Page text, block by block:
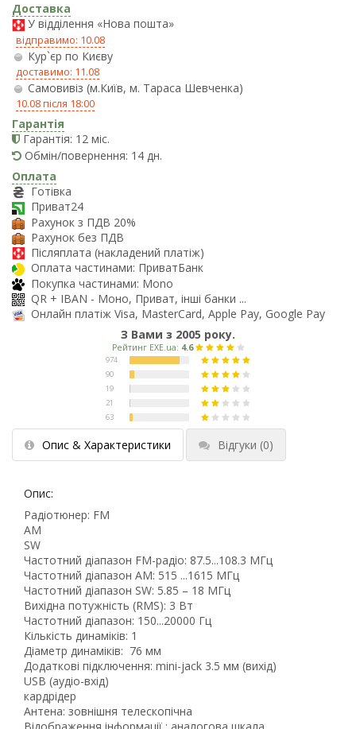
Доставка
У відділення «Нова пошта»
відправимо: 10.08
Кур`єр по Києву
доставимо: 11.08
Самовивіз (м.Київ, м. Тараса Шевченка)
10.08 після 18:00
Гарантія
Гарантія: 12 міс.
Обмін/повернення: 14 дн.
Оплата
Готівка
Приват24
Рахунок з ПДВ 20%
Рахунок без ПДВ
Післяплата (накладений платіж)
Оплата частинами: ПриватБанк
Покупка частинами: Mono
QR + IBAN - Моно, Приват, інші банки ...
Онлайн платіж Visa, MasterCard, Apple Pay, Google Pay
З Вами з 2005 року.
Опис & Характеристики Відгуки (0)
Опис:
Радіотюнер: FM
AM
SW
Частотний діапазон FM-радіо: 87.5...108.3 МГц
Частотний діапазон AM: 515 ...1615 МГц
Частотний діапазон SW: 5.85 – 18 MГц
Вихідна потужність (RMS): 3 Вт
Частотний діапазон: 150...20000 Гц
Кількість динаміків: 1
Діаметр динаміків: 76 мм
Додаткові підключення: mini-jack 3.5 мм (вихід)
USB (аудіо-вхід)
кардрідер
Антена: зовнішня телескопічна